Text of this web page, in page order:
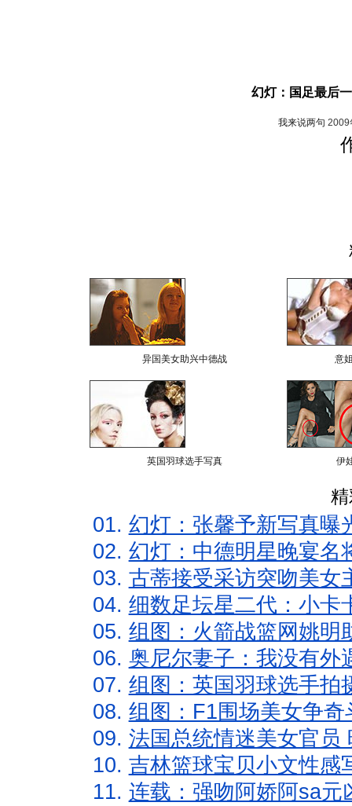
幻灯：国足最后
我来说两句 2009
异国美女助兴中德战 意
英国羽球选手写真 伊
01. 幻灯：张馨予新写真曝
02. 幻灯：中德明星晚宴名
03. 古蒂接受采访突吻美女
04. 细数足坛星二代：小卡
05. 组图：火箭战篮网姚明
06. 奥尼尔妻子：我没有外
07. 组图：英国羽球选手拍
08. 组图：F1围场美女争
09. 法国总统情迷美女官员
10. 吉林篮球宝贝小文性感
11. 连载：强吻阿娇阿sa元